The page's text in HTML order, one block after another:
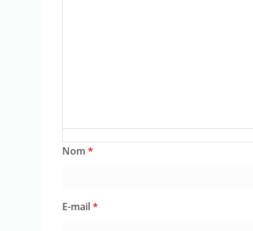
Nom *
E-mail*